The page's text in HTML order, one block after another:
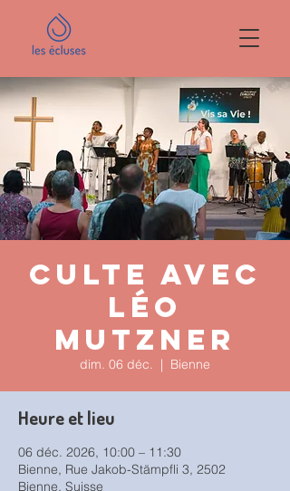
Culte avec
Léo
Mutzner
dim. 06 déc.
  |
Bienne
Heure et lieu
06 déc. 2026, 10:00 – 11:30
Bienne, Rue Jakob-Stämpfli 3, 2502
Bienne, Suisse